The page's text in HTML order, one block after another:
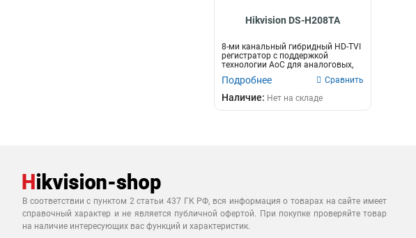
Hikvision DS-H208TA
8-ми канальный гибридный HD-TVI
регистратор с поддержкой
технологии AoC для аналоговых,
HD-TVI,...
Подробнее Сравнить
Наличие: Нет на складе
В соответствии с пунктом 2 статьи 437 ГК РФ, вся информация о товарах на сайте имеет
справочный характер и не является публичной офертой. При покупке проверяйте товар
на наличие интересующих вас функций и характеристик.